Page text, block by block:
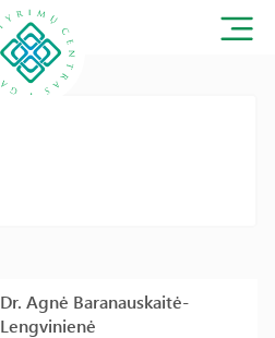
Dr. Agnė Baranauskaitė-
Lengvinienė